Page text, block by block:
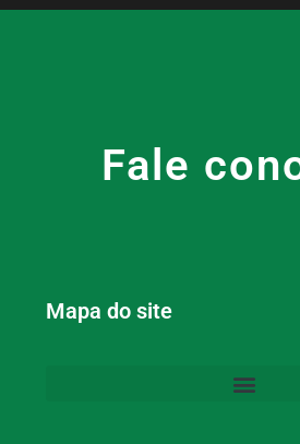
Fale
Mapa do site